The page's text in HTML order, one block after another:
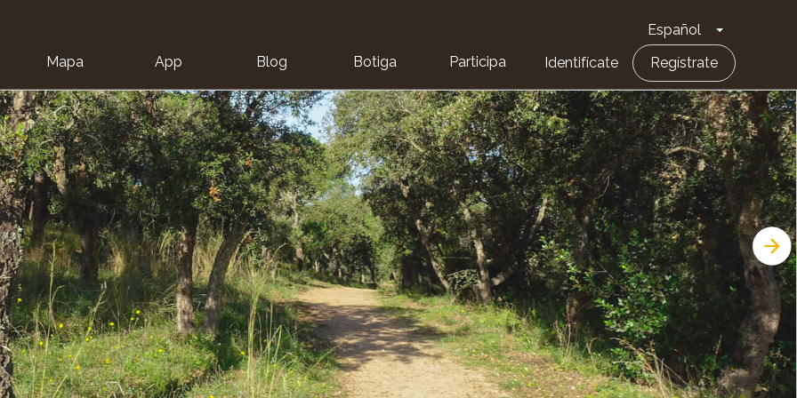
Español Toggle
Mapa App Blog Botiga Participa Identifícate Regístrate